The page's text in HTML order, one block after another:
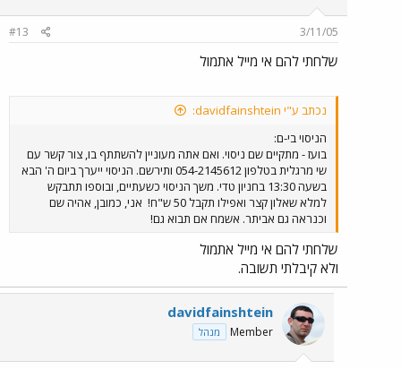
3/11/05
#13
שלחתי להם אי מייל אתמול
נכתב ע"י davidfainshtein:
הניסוי בי-ם:
בועז - מתקיים שם ניסוי. ואם אתה מעוניין להשתתף בו, צור קשר עם
שי מרגלית בטלפון 054-2145612 ותירשם. הניסוי ייערך ביום ה' הבא
בשעה 13:30 בחניון טדי. משך הניסוי כשעתיים, ובוספו תתבקש
למלא שאלון קצר ואפילו תקבל 50 ש"ח!
אני, כמובן, אהיה שם
וכנראה גם אביתר. אשמח אם תבוא גם!
שלחתי להם אי מייל אתמול
ולא קיבלתי תשובה.
davidfainshtein
Member מנהל